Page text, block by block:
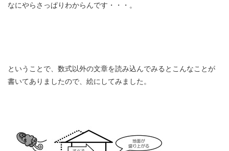
なにやらさっぱりわからんです・・・。
ということで、数式以外の文章を読み込んでみるとこんなことが
書いてありましたので、絵にしてみました。